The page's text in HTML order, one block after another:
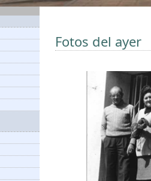
Fotos del ayer